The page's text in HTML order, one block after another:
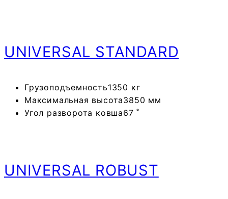
UNIVERSAL STANDARD
Грузоподъемность1350 кг
Максимальная высота3850 мм
Угол разворота ковша67 ˚
UNIVERSAL ROBUST